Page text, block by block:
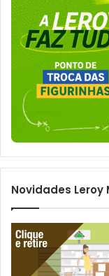
Novidades Leroy